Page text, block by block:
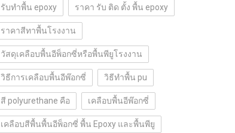
รับทำพื้น epoxy ราคา รับ ติด ตั้ง พื้น epoxy
ราคาสีทาพื้นโรงงาน
วัสดุเคลือบพื้นอีพ็อกซี่หรือพื้นพียูโรงงาน
วิธีการเคลือบพื้นอีพ๊อกซี่ วิธีทำพื้น pu
สี polyurethane คือ เคลือบพื้นอีพ๊อกซี่
เคลือบสีพื้นพื้นอีพ็อกซี่ พื้น Epoxy และพื้นพียู